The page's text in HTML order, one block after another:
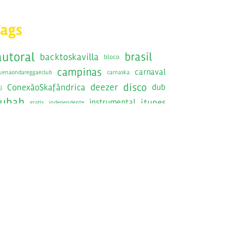
backtoskavilla bloco brasil
campinas carnaska carnaval
ConexãoSkafândrica deezer disco dub
gratis independente instrumental itunes